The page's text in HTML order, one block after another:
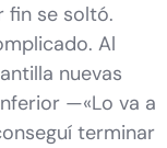
fin se soltó.
Al
nuevas
—«Lo va a
terminar